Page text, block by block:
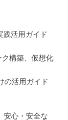
活用ガイド
構築、仮想化
の活用ガイド
安心・安全な